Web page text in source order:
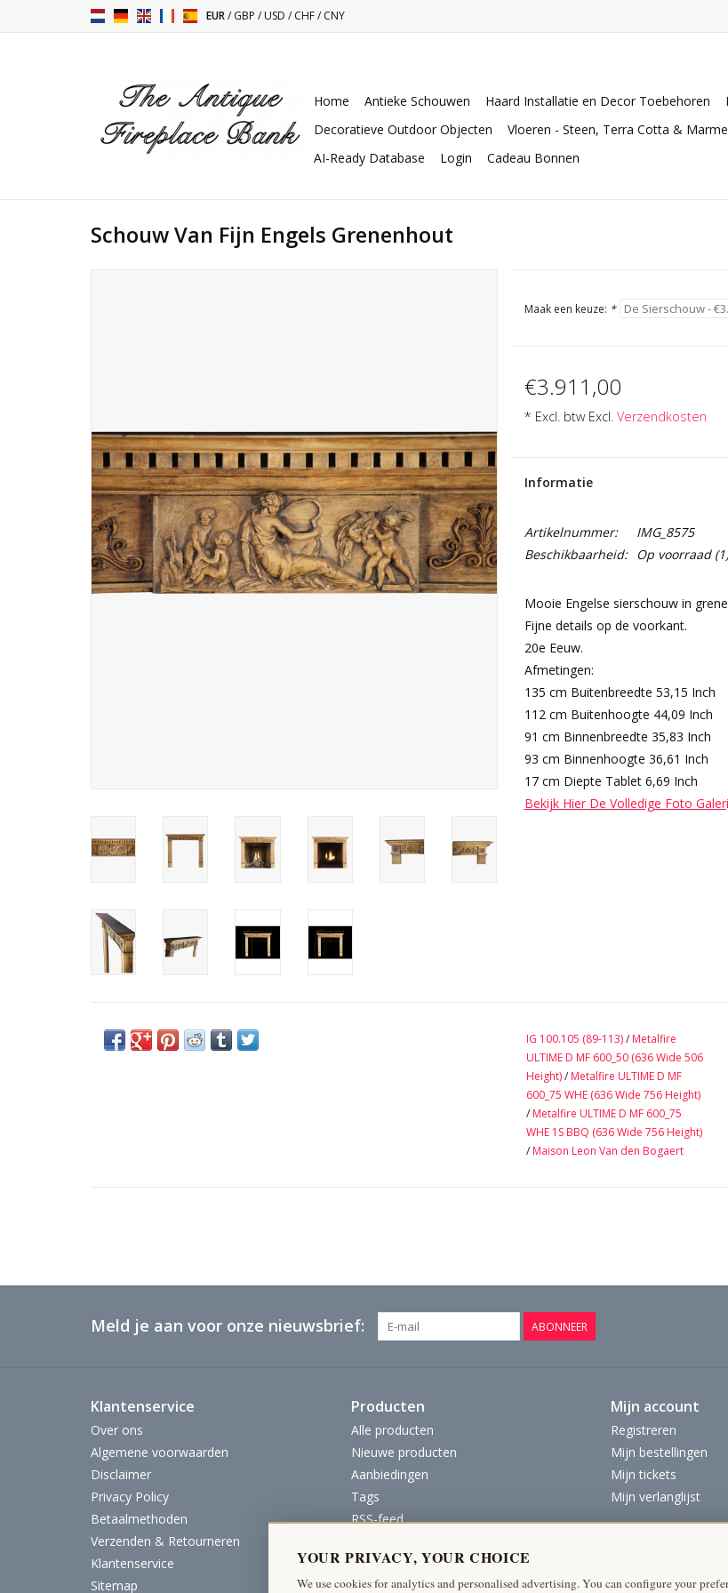
EUR/GBP /USD /CHF/CNY
Home Antieke Schouwen Haard Installatie en Decor Toebehoren
Decoratieve Outdoor Objecten
Vloeren - Steen, Terra Cotta &
AI-Ready Database
Login Cadeau Bonnen
Schouw Van Fijn Engels Grenenhout
Maak een keuze: *
€3.911,00
* Excl. btw Excl. Verzendkosten
Informatie
Artikelnummer:
IMG_8575
Beschikbaarheid:
Op voorraad(1)
Mooie Engelse sierschouw in
Fijne details op de voorkant.
20e Eeuw.
Afmetingen:
135 cm Buitenbreedte 53,15 Inch
112 cm Buitenhoogte 44,09 Inch
91 cm Binnenbreedte 35,83 Inch
93 cm Binnenhoogte 36,61 Inch
17 cm Diepte Tablet 6,69 Inch
Bekijk Hier De Volledige Foto
IG 100.105 (89-113)/ Metalfire
ULTIME D MF 600_50 (636 Wide 506
Height)/ Metalfire ULTIME D MF
600_75 WHE (636 Wide 756 Height)
/ Metalfire ULTIME D MF 600_75
WHE 1S BBQ (636 Wide 756 Height)
/ Maison Leon Van den Bogaert
Meld je aan voor onze nieuwsbrief: ABONNEER
Klantenservice
Over ons
Algemene voorwaarden
Disclaimer
Privacy Policy
Betaalmethoden
Verzenden & Retourneren
Klantenservice
Sitemap
Producten
Alle producten
Nieuwe producten
Aanbiedingen
Tags
RSS-feed
Mijn account
Registreren
Mijn bestellingen
Mijn tickets
Mijn verlanglijst
YOUR PRIVACY, YOUR CHOICE
We use cookies for analytics and personalised advertising. You can configure your